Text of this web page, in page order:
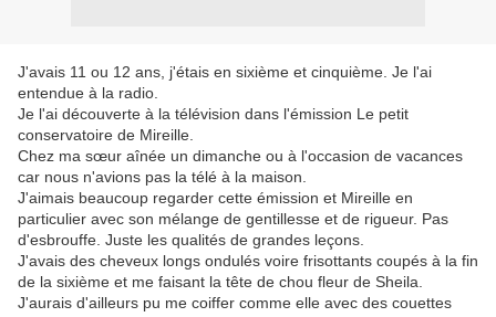
J'avais 11 ou 12 ans, j'étais en sixième et cinquième. Je l'ai
entendue à la radio.
Je l'ai découverte à la télévision dans l'émission Le petit
conservatoire de Mireille.
Chez ma sœur aînée un dimanche ou à l'occasion de vacances
car nous n'avions pas la télé à la maison.
J'aimais beaucoup regarder cette émission et Mireille en
particulier avec son mélange de gentillesse et de rigueur. Pas
d'esbrouffe. Juste les qualités de grandes leçons.
J'avais des cheveux longs ondulés voire frisottants coupés à la fin
de la sixième et me faisant la tête de chou fleur de Sheila.
J'aurais d'ailleurs pu me coiffer comme elle avec des couettes